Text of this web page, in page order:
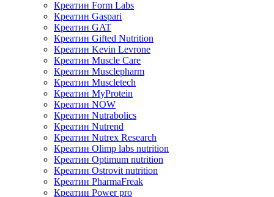
Креатин Form Labs
Креатин Gaspari
Креатин GAT
Креатин Gifted Nutrition
Креатин Kevin Levrone
Креатин Muscle Care
Креатин Musclepharm
Креатин Muscletech
Креатин MyProtein
Креатин NOW
Креатин Nutrabolics
Креатин Nutrend
Креатин Nutrex Research
Креатин Olimp labs nutrition
Креатин Optimum nutrition
Креатин Ostrovit nutrition
Креатин PharmaFreak
Креатин Power pro